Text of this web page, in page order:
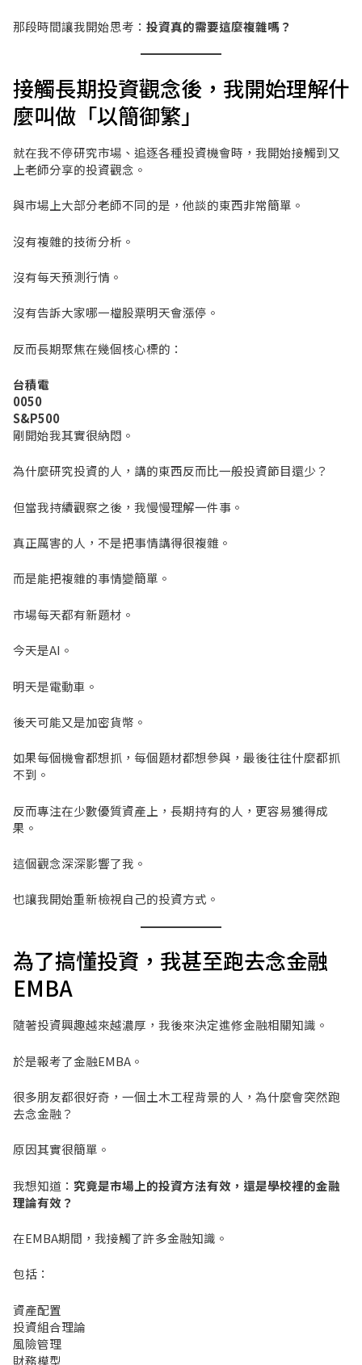
那段時間讓我開始思考： 投資真的需要這麼複雜嗎？
接觸長期投資觀念後，我開始理解什
麼叫做「以簡御繁」
就在我不停研究市場、追逐各種投資機會時，我開始接觸到又
上老師分享的投資觀念。
與市場上大部分老師不同的是，他談的東西非常簡單。
沒有複雜的技術分析。
沒有每天預測行情。
沒有告訴大家哪一檔股票明天會漲停。
反而長期聚焦在幾個核心標的：
台積電
0050
S&P500
剛開始我其實很納悶。
為什麼研究投資的人，講的東西反而比一般投資節目還少？
但當我持續觀察之後，我慢慢理解一件事。
真正厲害的人，不是把事情講得很複雜。
而是能把複雜的事情變簡單。
市場每天都有新題材。
今天是AI。
明天是電動車。
後天可能又是加密貨幣。
如果每個機會都想抓，每個題材都想參與，最後往往什麼都抓
不到。
反而專注在少數優質資產上，長期持有的人，更容易獲得成
果。
這個觀念深深影響了我。
也讓我開始重新檢視自己的投資方式。
為了搞懂投資，我甚至跑去念金融
EMBA
隨著投資興趣越來越濃厚，我後來決定進修金融相關知識。
於是報考了金融EMBA。
很多朋友都很好奇，一個土木工程背景的人，為什麼會突然跑
去念金融？
原因其實很簡單。
我想知道： 究竟是市場上的投資方法有效，還是學校裡的金融
理論有效？
在EMBA期間，我接觸了許多金融知識。
包括：
資產配置
投資組合理論
風險管理
財務模型